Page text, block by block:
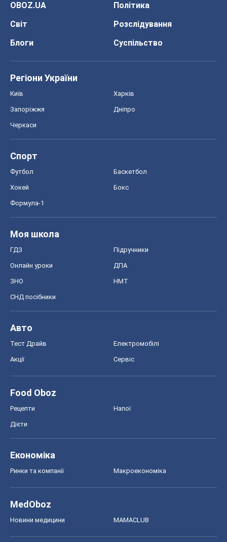
OBOZ.UA
Політика
Світ
Розслідування
Блоги
Суспільство
Регіони України
Київ Харків
Запоріжжя Дніпро
Черкаси
Спорт
Футбол Баскетбол
Хокей Бокс
Формула-1
Моя школа
ГДЗ Підручники
Онлайн уроки ДПА
ЗНО НМТ
СНД посібники
Авто
Тест Драйв Електромобілі
Акції Сервіс
Food Oboz
Рецепти Напої
Дієти
Економіка
Ринки та компанії Макроекономіка
MedOboz
Новини медицини MAMACLUB